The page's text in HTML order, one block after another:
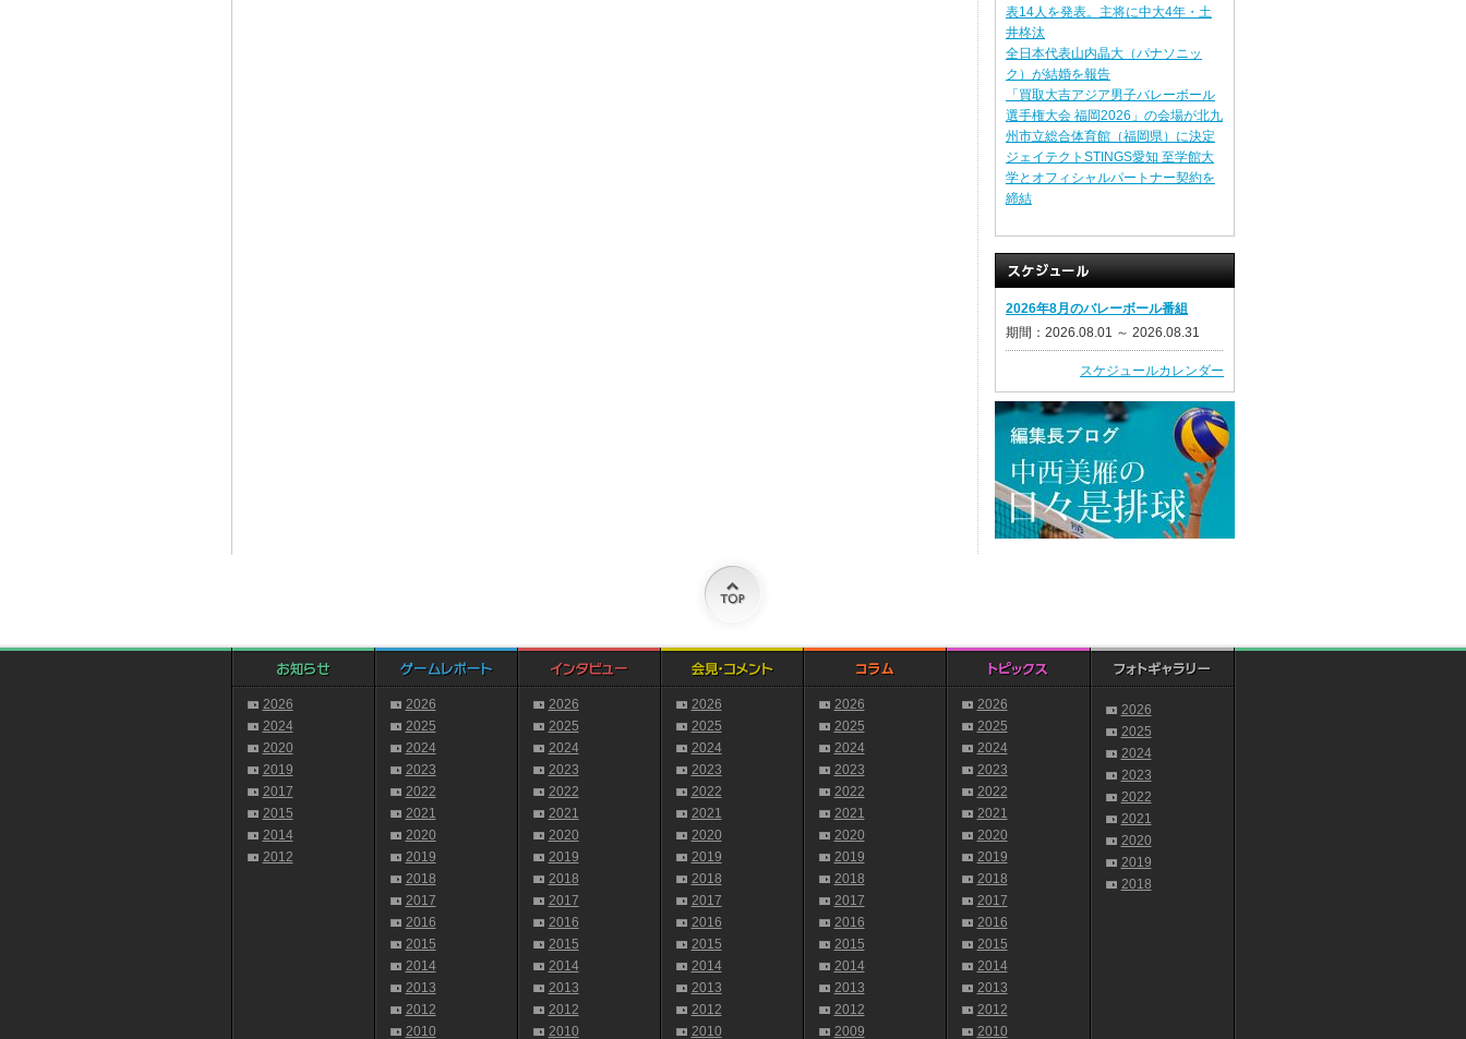
表14人を発表。主将に中大4年・土
井柊汰
全日本代表山内晶大（パナソニッ
ク）が結婚を報告
「買取大吉アジア男子バレーボール
選手権大会 福岡2026」の会場が北九
州市立総合体育館（福岡県）に決定
ジェイテクトSTINGS愛知 至学館大
学とオフィシャルパートナー契約を
締結
2026年8月のバレーボール番組
期間：2026.08.01 ～ 2026.08.31
スケジュールカレンダー
2026
2024
2020
2019
2017
2015
2014
2012
2026
2025
2024
2023
2022
2021
2020
2019
2018
2017
2016
2015
2014
2013
2012
2010
2026
2025
2024
2023
2022
2021
2020
2019
2018
2017
2016
2015
2014
2013
2012
2010
2026
2025
2024
2023
2022
2021
2020
2019
2018
2017
2016
2015
2014
2013
2012
2010
2026
2025
2024
2023
2022
2021
2020
2019
2018
2017
2016
2015
2014
2013
2012
2009
2026
2025
2024
2023
2022
2021
2020
2019
2018
2017
2016
2015
2014
2013
2012
2010
2026
2025
2024
2023
2022
2021
2020
2019
2018